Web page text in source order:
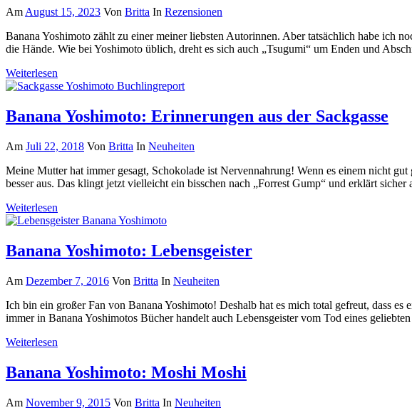
AmAugust 15, 2023 Von Britta In Rezensionen
Banana Yoshimoto zählt zu einer meiner liebsten Autorinnen. Aber tatsächlich habe ich
die Hände. Wie bei Yoshimoto üblich, dreht es sich auch „Tsugumi“ um Enden und
Weiterlesen
Banana Yoshimoto: Erinnerungen aus der Sackgasse
Am Juli 22, 2018 Von Britta In Neuheiten
Meine Mutter hat immer gesagt, Schokolade ist Nervennahrung! Wenn es einem nicht
besser aus. Das klingt jetzt vielleicht ein bisschen nach „Forrest Gump“ und erklärt
Weiterlesen
Banana Yoshimoto: Lebensgeister
Am Dezember 7, 2016 Von Britta In Neuheiten
Ich bin ein großer Fan von Banana Yoshimoto! Deshalb hat es mich total gefreut, dass
immer in Banana Yoshimotos Bücher handelt auch Lebensgeister vom Tod eines
Weiterlesen
Banana Yoshimoto: Moshi Moshi
Am November 9, 2015 Von Britta In Neuheiten